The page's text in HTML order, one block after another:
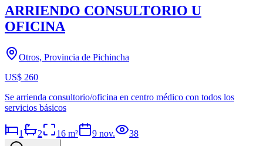
ARRIENDO CONSULTORIO U
OFICINA
Otros, Provincia de Pichincha
US$ 260
Se arrienda consultorio/oficina en centro médico con todos los
servicios básicos
1 2 16 m² 9 nov. 38